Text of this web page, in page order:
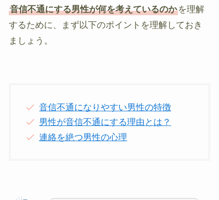
音信不通にする男性が何を考えているのかを理解
するために、まず以下のポイントを理解しておき
ましょう。
音信不通になりやすい男性の特徴
男性が音信不通にする理由とは？
連絡を絶つ男性の心理